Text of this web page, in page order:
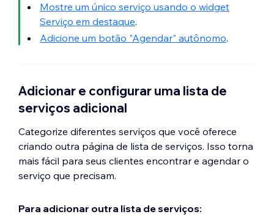
Mostre um único serviço usando o widget
Serviço em destaque.
Adicione um botão "Agendar" autônomo.
Adicionar e configurar uma lista de
serviços adicional
Categorize diferentes serviços que você oferece
criando outra página de lista de serviços. Isso torna
mais fácil para seus clientes encontrar e agendar o
serviço que precisam.
Para adicionar outra lista de serviços: